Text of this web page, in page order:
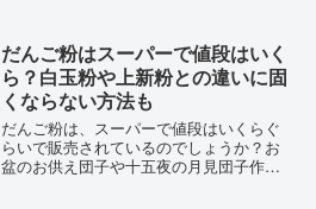
いてまとめました。
だんご粉はスーパーで値段はいく
ら？白玉粉や上新粉との違いに固
くならない方法も
だんご粉は、スーパーで値段はいくらぐ
らいで販売されているのでしょうか？お
盆のお供え団子や十五夜の月見団子作り